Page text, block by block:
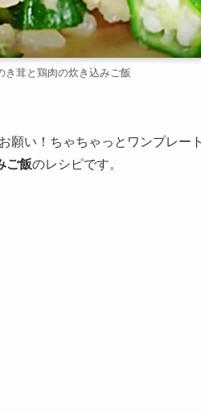
き茸と鶏肉の炊き込みご飯
願い！ちゃちゃっとワンプレー
ご飯のレシピです。